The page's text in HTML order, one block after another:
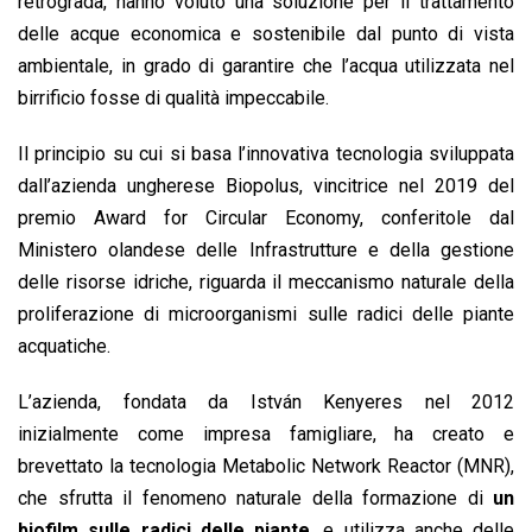
delle acque economica e sostenibile dal punto di vista
ambientale, in grado di garantire che l’acqua utilizzata nel
birrificio fosse di qualità impeccabile.
Il principio su cui si basa l’innovativa tecnologia sviluppata
dall’azienda ungherese Biopolus, vincitrice nel 2019 del
premio Award for Circular Economy, conferitole dal
Ministero olandese delle Infrastrutture e della gestione
delle risorse idriche, riguarda il meccanismo naturale della
proliferazione di microorganismi sulle radici delle piante
acquatiche.
L’azienda, fondata da István Kenyeres nel 2012
inizialmente come impresa famigliare, ha creato e
brevettato la tecnologia Metabolic Network Reactor (MNR),
che sfrutta il fenomeno naturale della formazione di un